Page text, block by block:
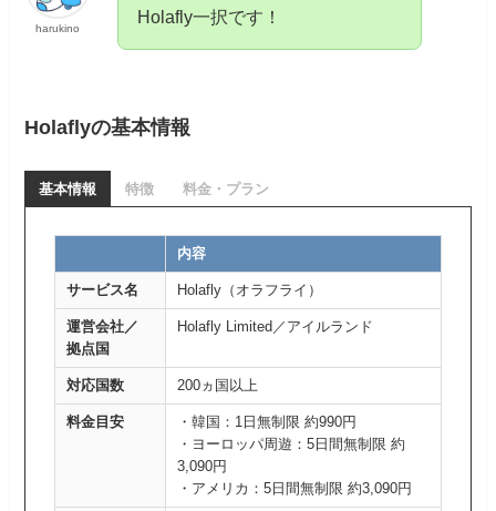
harukino
Holafly一択です！
Holaflyの基本情報
基本情報 特徴 料金・プラン
内容
サービス名 Holafly（オラフライ）
運営会社／
拠点国
Holafly Limited／アイルランド
対応国数 200ヵ国以上
料金目安
・韓国：1日無制限 約990円
・ヨーロッパ周遊：5日間無制限 約
3,090円
・アメリカ：5日間無制限 約3,090円